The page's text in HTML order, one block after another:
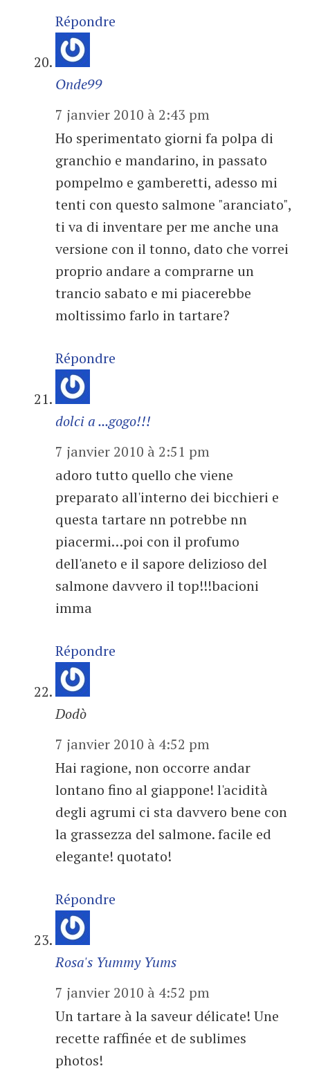
Répondre
Onde99
7 janvier 2010 à 2:43 pm
Ho sperimentato giorni fa polpa di
granchio e mandarino, in passato
pompelmo e gamberetti, adesso mi
tenti con questo salmone "aranciato",
ti va di inventare per me anche una
versione con il tonno, dato che vorrei
proprio andare a comprarne un
trancio sabato e mi piacerebbe
moltissimo farlo in tartare?
Répondre
dolci a ...gogo!!!
7 janvier 2010 à 2:51 pm
adoro tutto quello che viene
preparato all'interno dei bicchieri e
questa tartare nn potrebbe nn
piacermi…poi con il profumo
dell'aneto e il sapore delizioso del
salmone davvero il top!!!bacioni
imma
Répondre
Dodò
7 janvier 2010 à 4:52 pm
Hai ragione, non occorre andar
lontano fino al giappone! l'acidità
degli agrumi ci sta davvero bene con
la grassezza del salmone. facile ed
elegante! quotato!
Répondre
Rosa's Yummy Yums
7 janvier 2010 à 4:52 pm
Un tartare à la saveur délicate! Une
recette raffinée et de sublimes
photos!